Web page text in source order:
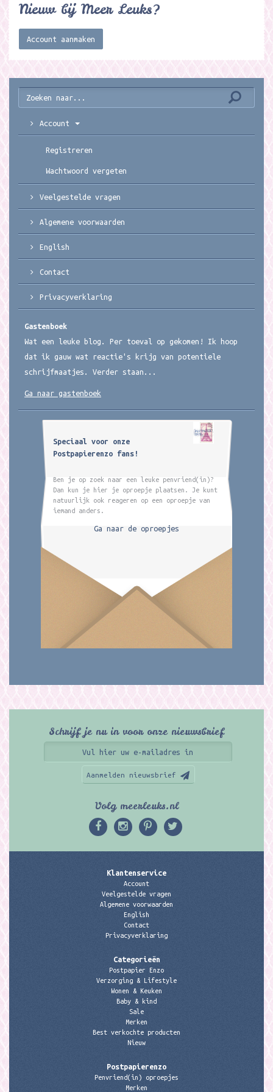
Nieuw bij Meer Leuks?
Account aanmaken
Account
Registreren
Wachtwoord vergeten
Veelgestelde vragen
Algemene voorwaarden
English
Contact
Privacyverklaring
Gastenboek
Wat een leuke blog. Per toeval op gekomen! Ik hoop
dat ik gauw wat reactie's krijg van potentiele
schrijfmaatjes. Verder staan...
Ga naar gastenboek
Speciaal voor onze
Postpapierenzo fans!
Ben je op zoek naar een leuke penvriend(in)?
Dan kun je hier je oproepje plaatsen. Je kunt
natuurlijk ook reageren op een oproepje van
iemand anders.
Ga naar de oproepjes
Schrijf je nu in voor onze nieuwsbrief
Aanmelden nieuwsbrief
Volg meerleuks.nl
Klantenservice
Account
Veelgestelde vragen
Algemene voorwaarden
English
Contact
Privacyverklaring
Categorieën
Postpapier Enzo
Verzorging & Lifestyle
Wonen & Keuken
Baby & kind
Sale
Merken
Best verkochte producten
Nieuw
Postpapierenzo
Penvriend(in) oproepjes
Merken